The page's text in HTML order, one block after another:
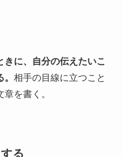
きに、自分の伝えたいこ
相手の目線に立つこと
を書く。
る